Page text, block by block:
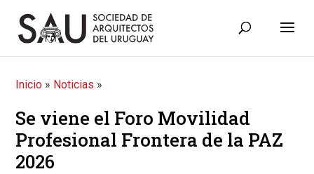
Inicio » Noticias »
Se viene el Foro Movilidad
Profesional Frontera de la PAZ
2026